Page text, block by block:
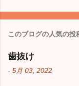
このブログの人気の投
歯抜け
- 5月 03, 2022